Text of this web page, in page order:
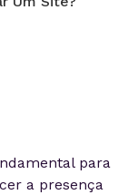
para
a presença